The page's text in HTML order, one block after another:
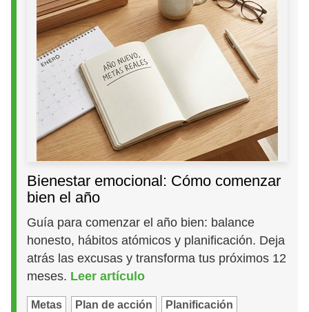
Bienestar emocional: Cómo comenzar
bien el año
Guía para comenzar el año bien: balance
honesto, hábitos atómicos y planificación. Deja
atrás las excusas y transforma tus próximos 12
meses. Leer artículo
Metas Plan de acción Planificación